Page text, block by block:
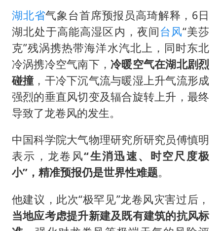
湖北省气象台首席预报员高琦解释，6日
湖北处于高能高湿区内，夜间台风“美莎
克”残涡携热带海洋水汽北上，同时东北
冷涡携冷空气南下，冷暖空气在湖北剧烈
碰撞 ，干冷下沉气流与暖湿上升气流形成
强烈的垂直风切变及辐合旋转上升，最终
导致了龙卷风的发生。
中国科学院大气物理研究所研究员傅慎明
表示，龙卷风“生消迅速、时空尺度极
小”，精准预报仍是世界性难题。
他建议，此次“极罕见”龙卷风灾害过后，
当地应考虑提升新建及既有建筑的抗风标